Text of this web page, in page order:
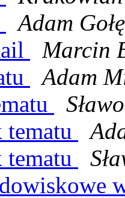
Adam
Marcin
Adam
tematu
tematu